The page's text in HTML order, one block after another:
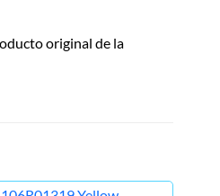
original de la